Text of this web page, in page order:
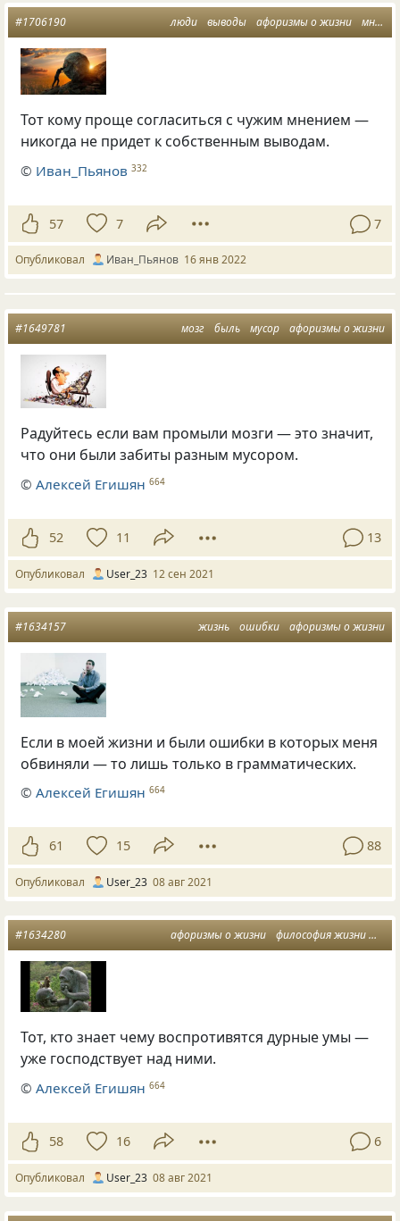
люди выводы афоризмы о жизни мнение людей
#1706190
Тот кому проще согласиться с чужим мнением —
никогда не придет к собственным выводам.
© Иван_Пьянов 332
57 7 7
Опубликовал Иван_Пьянов 16 янв 2022
мозг быль мусор афоризмы о жизни
#1649781
Радуйтесь если вам промыли мозги — это значит,
что они были забиты разным мусором.
©Алексей Егишян 664
52 11 13
Опубликовал User_23 12 сен 2021
жизнь ошибки афоризмы о жизни
#1634157
Если в моей жизни и были ошибки в которых меня
обвиняли — то лишь только в грамматических.
©Алексей Егишян 664
61 15 88
Опубликовал User_23 08 авг 2021
афоризмы о жизни философия жизни
#1634280
Тот, кто знает чему воспротивятся дурные умы —
уже господствует над ними.
©Алексей Егишян 664
58 16 6
Опубликовал User_23 08 авг 2021